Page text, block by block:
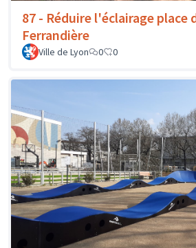
87 - Réduire l'éclairage place
Ferrandière
Ville de Lyon 0 0